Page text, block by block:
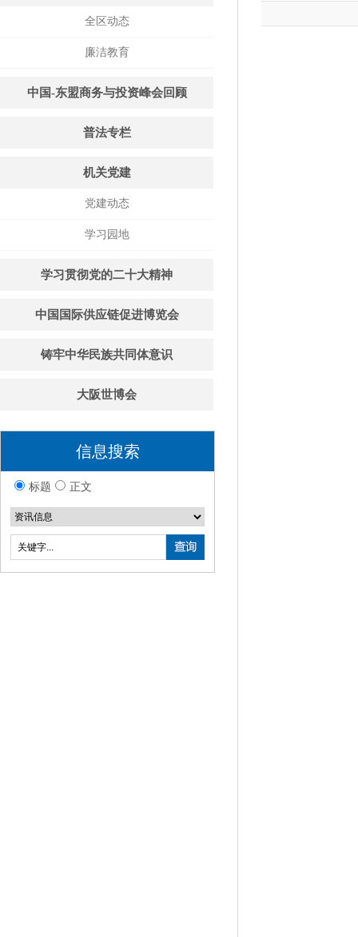
全区动态
廉洁教育
中国-东盟商务与投资峰会回顾
普法专栏
机关党建
党建动态
学习园地
学习贯彻党的二十大精神
中国国际供应链促进博览会
铸牢中华民族共同体意识
大阪世博会
信息搜索
标题 正文